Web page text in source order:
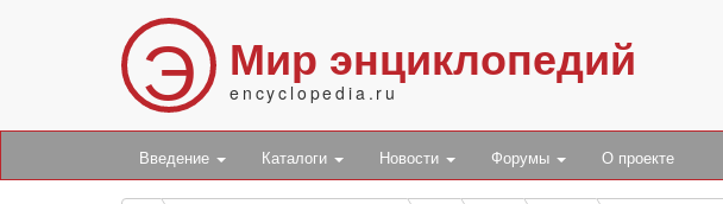
Э Мир энциклопедий
encyclopedia.ru
Введение Каталоги Новости Форумы О проекте